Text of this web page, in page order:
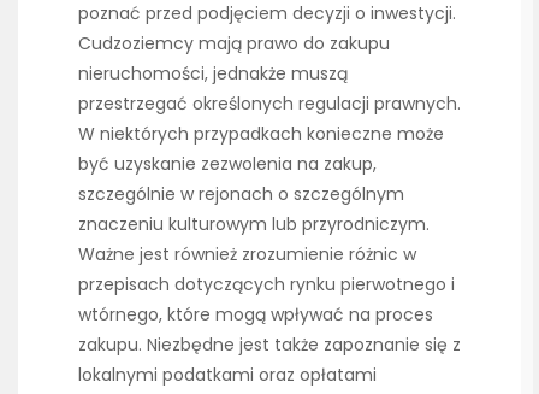
poznać przed podjęciem decyzji o inwestycji.
Cudzoziemcy mają prawo do zakupu
nieruchomości, jednakże muszą
przestrzegać określonych regulacji prawnych.
W niektórych przypadkach konieczne może
być uzyskanie zezwolenia na zakup,
szczególnie w rejonach o szczególnym
znaczeniu kulturowym lub przyrodniczym.
Ważne jest również zrozumienie różnic w
przepisach dotyczących rynku pierwotnego i
wtórnego, które mogą wpływać na proces
zakupu. Niezbędne jest także zapoznanie się z
lokalnymi podatkami oraz opłatami